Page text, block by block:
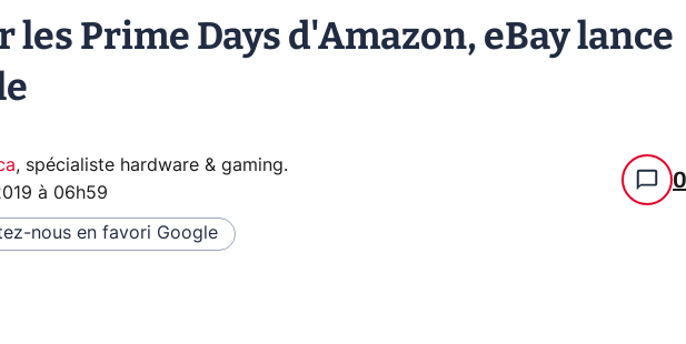
Prime Days d'Amazon, eBay lance
, spécialiste hardware & gaming.
à 06h59 0
nous en favori Google